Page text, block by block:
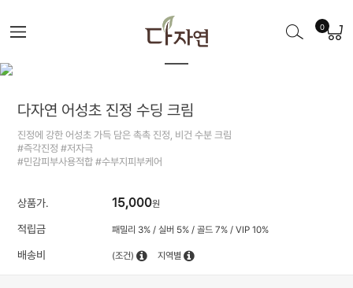
0
다자연 어성초 진정 수딩 크림
진정에 강한 어성초 가득 담은 촉촉 진정, 비건 수분 크림
#즉각진정 #저자극
#민감피부사용적합 #수부지피부케어
상품가. 15,000원
적립금 패밀리 3% / 실버 5% / 골드 7% / VIP 10%
배송비 (조건) 지역별